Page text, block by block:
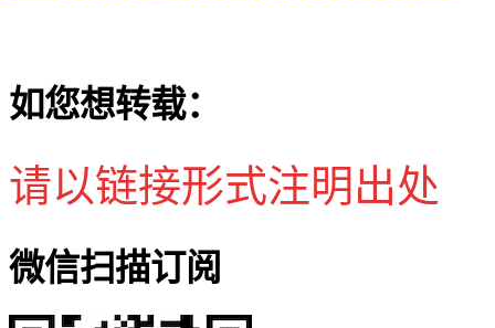
如您想转载：
请以链接形式注明出处
微信扫描订阅